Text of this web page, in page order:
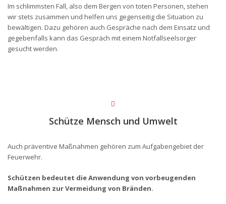
Im schlimmsten Fall, also dem Bergen von toten Personen, stehen
wir stets zusammen und helfen uns gegenseitig die Situation zu
bewältigen. Dazu gehören auch Gespräche nach dem Einsatz und
gegebenfalls kann das Gespräch mit einem Notfallseelsorger
gesucht werden.
Schütze Mensch und Umwelt
Auch präventive Maßnahmen gehören zum Aufgabengebiet der
Feuerwehr.
Schützen bedeutet die Anwendung von vorbeugenden
Maßnahmen zur Vermeidung von Bränden.